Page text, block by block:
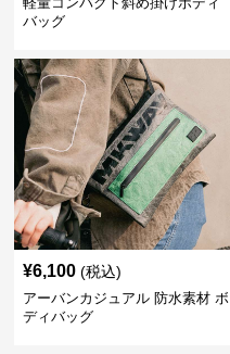
バッグ
¥6,100 (税込)
アーバンカジュアル 防水素材 ボ
ディバッグ